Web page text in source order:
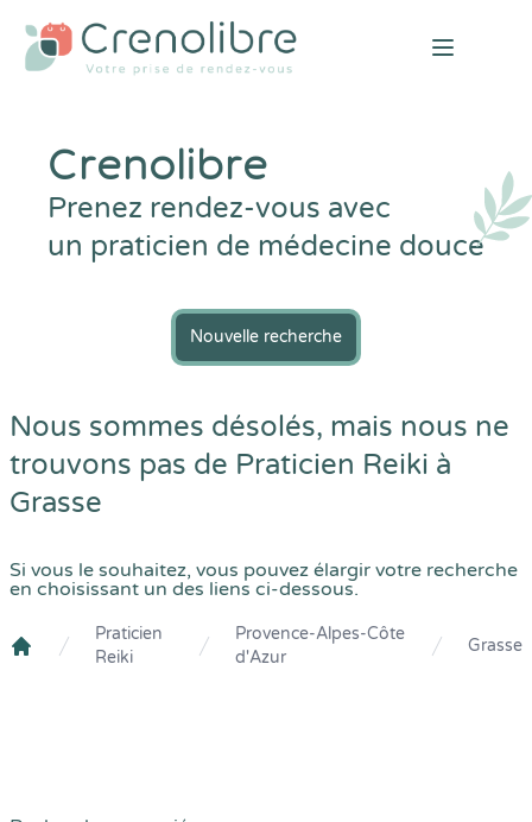
Open
Crenolibre
Prenez rendez-vous avec
un praticien de médecine douce
Nouvelle recherche
Nous sommes désolés, mais nous ne
trouvons pas de Praticien Reiki à
Grasse
Si vous le souhaitez, vous pouvez élargir votre recherche
en choisissant un des liens ci-dessous.
Crenolibre
Praticien
Reiki
Provence-Alpes-Côte
d'Azur
Grasse